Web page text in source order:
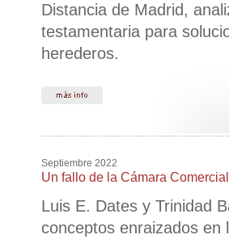
Distancia de Madrid,
testamentaria para
herederos.
Septiembre 2022
Un fallo de la Cámara
Luis E. Dates y Trinidad
conceptos enraizados en